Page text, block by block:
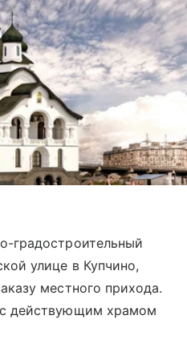
градостроительный
улице в Купчино,
местного прихода.
действующим храмом